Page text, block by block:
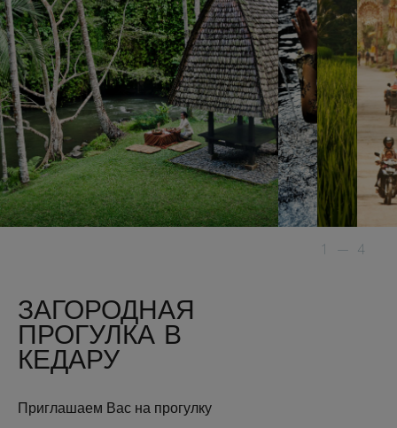
1 — 4
ЗАГОРОДНАЯ
ПРОГУЛКА В
КЕДАРУ
Приглашаем Вас на прогулку